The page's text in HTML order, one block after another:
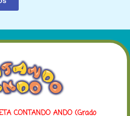
CONTANDO ANDO (Grado